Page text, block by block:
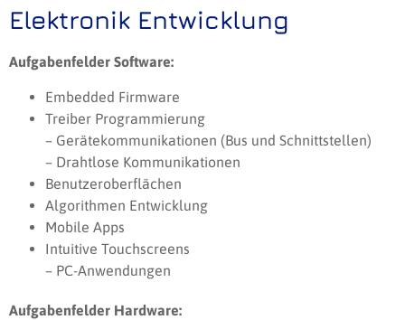
Elektronik Entwicklung
Aufgabenfelder Software:
Embedded Firmware
Treiber Programmierung
– Gerätekommunikationen (Bus und Schnittstellen)
– Drahtlose Kommunikationen
Benutzeroberflächen
Algorithmen Entwicklung
Mobile Apps
Intuitive Touchscreens
– PC-Anwendungen
Aufgabenfelder Hardware: